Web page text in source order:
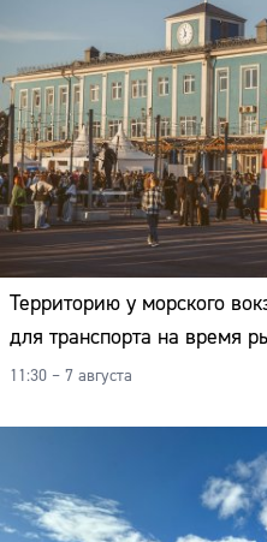
Территорию у морского
для транспорта на время
11:30 – 7 августа